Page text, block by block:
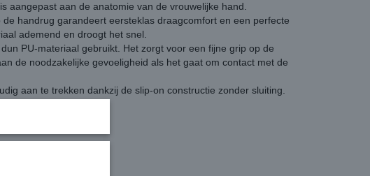
aangepast aan de anatomie van de vrouwelijke hand.
handrug garandeert eersteklas draagcomfort en een perfecte
ademend en droogt het snel.
PU-materiaal gebruikt. Het zorgt voor een fijne grip op de
de noodzakelijke gevoeligheid als het gaat om contact met de
aan te trekken dankzij de slip-on constructie zonder sluiting.